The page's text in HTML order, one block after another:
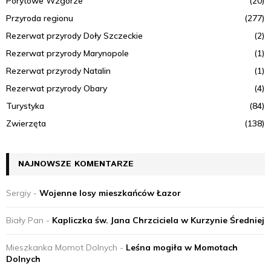
Przyroda regionu
(277)
Rezerwat przyrody Doły Szczeckie
(2)
Rezerwat przyrody Marynopole
(1)
Rezerwat przyrody Natalin
(1)
Rezerwat przyrody Obary
(4)
Turystyka
(84)
Zwierzęta
(138)
NAJNOWSZE KOMENTARZE
Sergiy - Wojenne losy mieszkańców Łazor
Biały Pan - Kapliczka św. Jana Chrzciciela w Kurzynie Średniej
Mieszkanka Momot Dolnych - Leśna mogiła w Momotach
Dolnych